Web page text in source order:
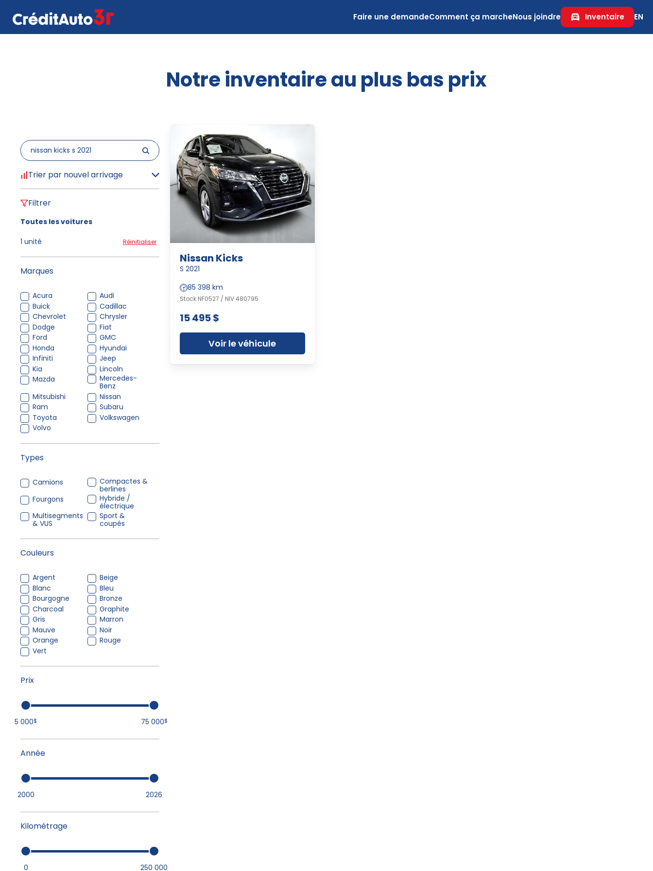
Faire une demandeComment ça marcheNous joindre Inventaire EN
Notre inventaire au plus bas prix
Trier par nouvel arrivage
Filtrer
Toutes les voitures
1 unité Réinitialiser
Marques
Acura
Audi
Buick
Cadillac
Chevrolet
Chrysler
Dodge
Fiat
Ford
GMC
Honda
Hyundai
Infiniti
Jeep
Kia
Lincoln
Mazda
Mercedes-
Benz
Mitsubishi
Nissan
Ram
Subaru
Toyota
Volkswagen
Volvo
Types
Camions
Compactes &
berlines
Fourgons
Hybride /
électrique
Multisegments
& VUS
Sport &
coupés
Couleurs
Argent
Beige
Blanc
Bleu
Bourgogne
Bronze
Charcoal
Graphite
Gris
Marron
Mauve
Noir
Orange
Rouge
Vert
Prix
5 000$ 75 000$
Année
2000 2026
Kilométrage
0 250 000
Nissan Kicks
S 2021
85 398 km
Stock NF0527 / NIV 480795
15 495 $
Voir le véhicule